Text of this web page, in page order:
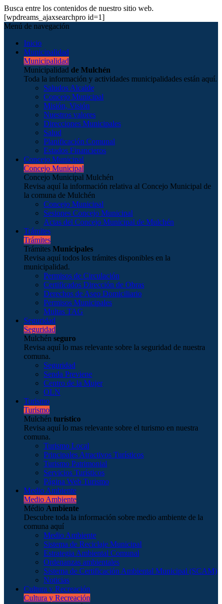
Busca entre los contenidos de nuestro sitio web.
[wpdreams_ajaxsearchpro id=1]
Menú de navegación
Inicio
Municipalidad
Municipalidad
Municipalidad de Mulchén
Toda la información y actividades municipalidades están aquí.
Saludos Alcalde
Concejo Municipal
Misión, Visión
Nuestros valores
Direcciones Municipales
Salud
Planificación Comunal
Estados Financieros
Concejo Municipal
Concejo Municipal
Concejo Municipal Mulchén
Revisa aquí la información relativa al Concejo Municipal de
la comuna de Mulchén
Concejo Municipal
Sesiones Concejo Municipal
Actas del Concejo Municipal de Mulchén
Trámites
Trámites
Trámites Municipales
Revisa aquí todos los trámites disponibles en la
municipalidad.
Permisos de Circulación
Certificados Dirección de Obras
Derechos de Aseo Domiciliario
Permisos Municipales
Multas TAG
Seguridad
Seguridad
Mulchén seguro
Revisa aquí lo mas relevante sobre la seguridad de nuestra
comuna.
Seguridad
Senda Previene
Centro de la Mujer
OLN
Turismo
Turismo
Mulchén turístico
Revisa aquí lo mas relevante sobre el turismo en nuestra
comuna.
Turismo Local
Principales Atractivos Turísticos
Turismo Patrimonial
Servicios Turísticos
Página Web Turismo
Medio Ambiente
Medio Ambiente
Médio Ambiente
Descubre toda la información sobre medio ambiente de la
comuna aquí
Medio Ambiente
Sistema de Reciclaje Municipal
Estrategia Ambiental Comunal
Ordenanzas ambientales
Sistema de Certificación Ambiental Municipal (SCAM)
Noticias
Cultura y Recreación
Cultura y Recreación